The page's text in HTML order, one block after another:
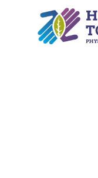
content